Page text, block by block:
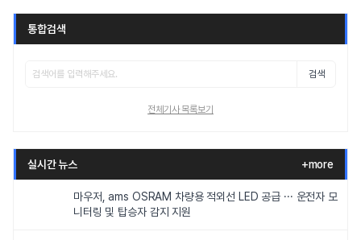
통합검색
검색
전체기사 목록보기
실시간 뉴스 +more
마우저, ams OSRAM 차량용 적외선 LED 공급 ··· 운전자 모
니터링 및 탑승자 감지 지원